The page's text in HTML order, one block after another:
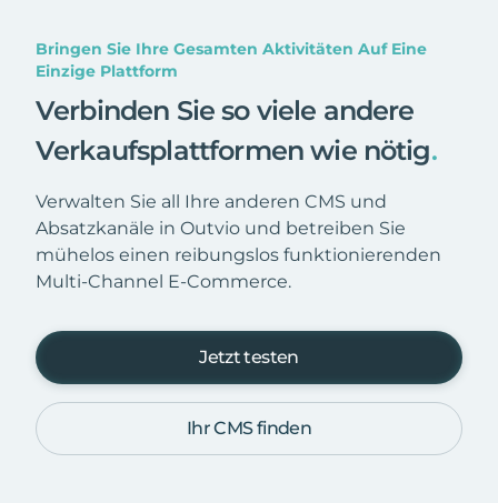
Bringen Sie Ihre Gesamten Aktivitäten Auf Eine
Einzige Plattform
Verbinden Sie so viele andere
Verkaufsplattformen wie nötig.
Verwalten Sie all Ihre anderen CMS und
Absatzkanäle in Outvio und betreiben Sie
mühelos einen reibungslos funktionierenden
Multi-Channel E-Commerce.
Jetzt testen
Ihr CMS finden